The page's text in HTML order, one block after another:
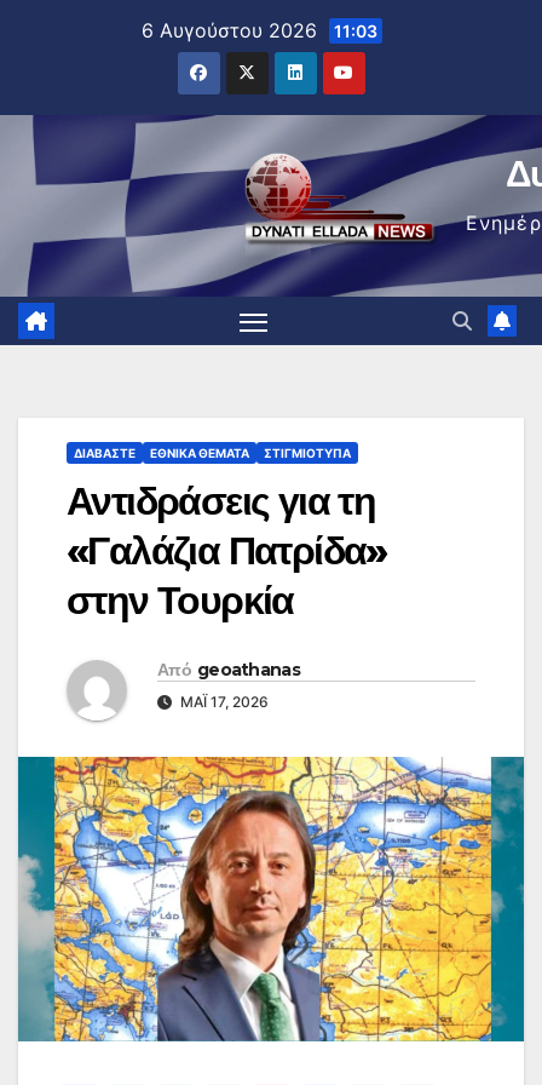
6 Αυγούστου 2026 11:03
ΔΙΑΒΆΣΤΕ ΕΘΝΙΚΆ ΘΈΜΑΤΑ ΣΤΙΓΜΙΌΤΥΠΑ
Αντιδράσεις για τη
«Γαλάζια Πατρίδα»
στην Τουρκία
Από geoathanas
ΜΆΙ 17, 2026